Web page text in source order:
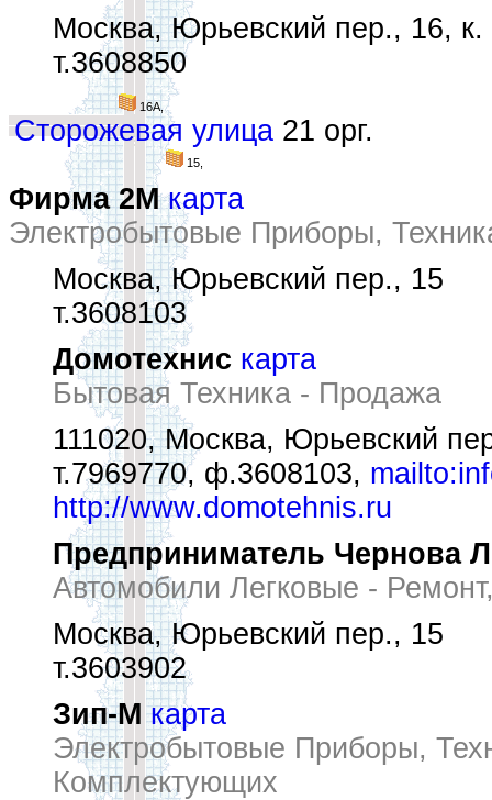
Москва, Юрьевский пер., 16, к.
т.3608850
16А,
Сторожевая улица 21 орг.
15,
Фирма 2М карта
Электробытовые Приборы,
Москва, Юрьевский пер., 15
т.3608103
Домотехнис карта
Бытовая Техника - Продажа
111020, Москва, Юрьевский
т.7969770, ф.3608103,
http://www.domotehnis.ru
Предприниматель Чернова
Автомобили Легковые -
Москва, Юрьевский пер., 15
т.3603902
Зип-М карта
Электробытовые Приборы,
Комплектующих